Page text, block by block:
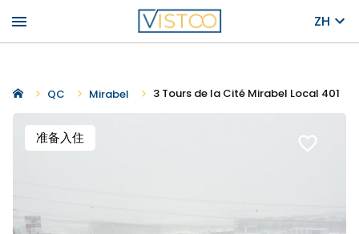
menu ZH
QC Mirabel 3 Tours de la Cité Mirabel Local 401
准备入住 favorite_border